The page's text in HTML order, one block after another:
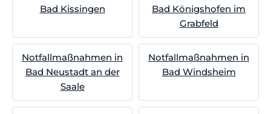
Bad Kissingen
Bad Königshofen im
Grabfeld
Notfallmaßnahmen in
Bad Neustadt an der
Saale
Notfallmaßnahmen in
Bad Windsheim